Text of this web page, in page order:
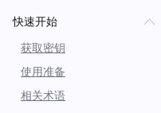
快速开始
获取密钥
使用准备
相关术语